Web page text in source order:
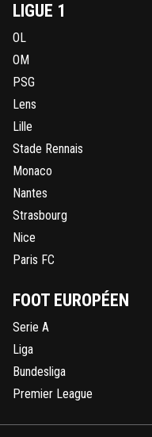
LIGUE 1
OL
OM
PSG
Lens
Lille
Stade Rennais
Monaco
Nantes
Strasbourg
Nice
Paris FC
FOOT EUROPÉEN
Serie A
Liga
Bundesliga
Premier League